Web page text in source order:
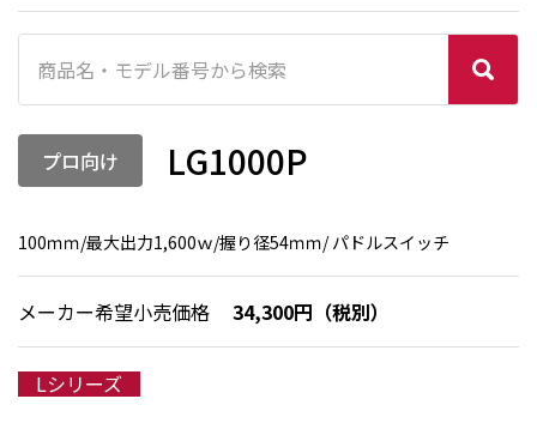
プロ向け LG1000P
100ｍｍ/最大出力1,600ｗ/握り径54ｍｍ/ パドルスイッチ
メーカー希望小売価格 34,300円（税別）
Lシリーズ